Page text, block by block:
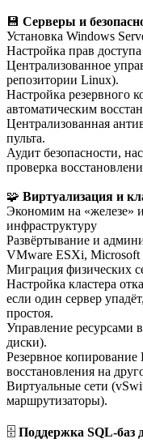
💾 Серверы и
Установка Windows
Настройка прав
Централизованное
репозитории Linux).
Настройка резервного
автоматическим
Централизованная
пульта.
Аудит безопасности,
проверка
🧩 Виртуализация и
Экономим на «железе»
инфраструктуру
Развёртывание и
VMware ESXi,
Миграция физических
Настройка кластера
если один сервер
простоя.
Управление
диски).
Резервное
восстановления на
Виртуальные сети
маршрутизаторы).
🗄 Поддержка SQL-баз